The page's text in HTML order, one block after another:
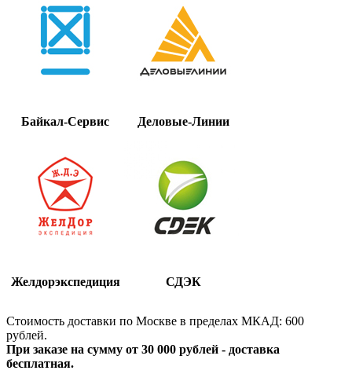
Байкал-Сервис Деловые-Линии
Желдорэкспедиция СДЭК
Стоимость доставки по Москве в пределах МКАД: 600
рублей.
При заказе на сумму от 30 000 рублей - доставка
бесплатная.